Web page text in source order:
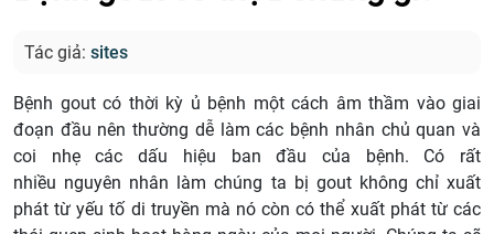
Tác giả: sites
Bệnh gout có thời kỳ ủ bệnh một cách âm thầm vào giai
đoạn đầu nên thường dễ làm các bệnh nhân chủ quan và
coi nhẹ các dấu hiệu ban đầu của bệnh. Có rất
nhiều nguyên nhân làm chúng ta bị gout không chỉ xuất
phát từ yếu tố di truyền mà nó còn có thể xuất phát từ các